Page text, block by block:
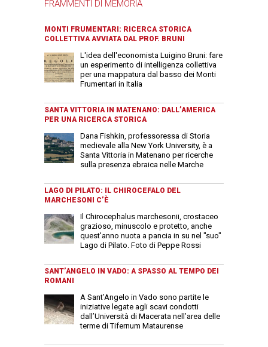
FRAMMENTI DI MEMORIA
MONTI FRUMENTARI: RICERCA STORICA
COLLETTIVA AVVIATA DAL PROF. BRUNI
L'idea dell'economista Luigino Bruni: fare
un esperimento di intelligenza collettiva
per una mappatura dal basso dei Monti
Frumentari in Italia
SANTA VITTORIA IN MATENANO: DALL’AMERICA
PER UNA RICERCA STORICA
Dana Fishkin, professoressa di Storia
medievale alla New York University, è a
Santa Vittoria in Matenano per ricerche
sulla presenza ebraica nelle Marche
LAGO DI PILATO: IL CHIROCEFALO DEL
MARCHESONI C’È
Il Chirocephalus marchesonii, crostaceo
grazioso, minuscolo e protetto, anche
quest'anno nuota a pancia in su nel "suo"
Lago di Pilato. Foto di Peppe Rossi
SANT’ANGELO IN VADO: A SPASSO AL TEMPO DEI
ROMANI
A Sant’Angelo in Vado sono partite le
iniziative legate agli scavi condotti
dall’Università di Macerata nell’area delle
terme di Tifernum Mataurense